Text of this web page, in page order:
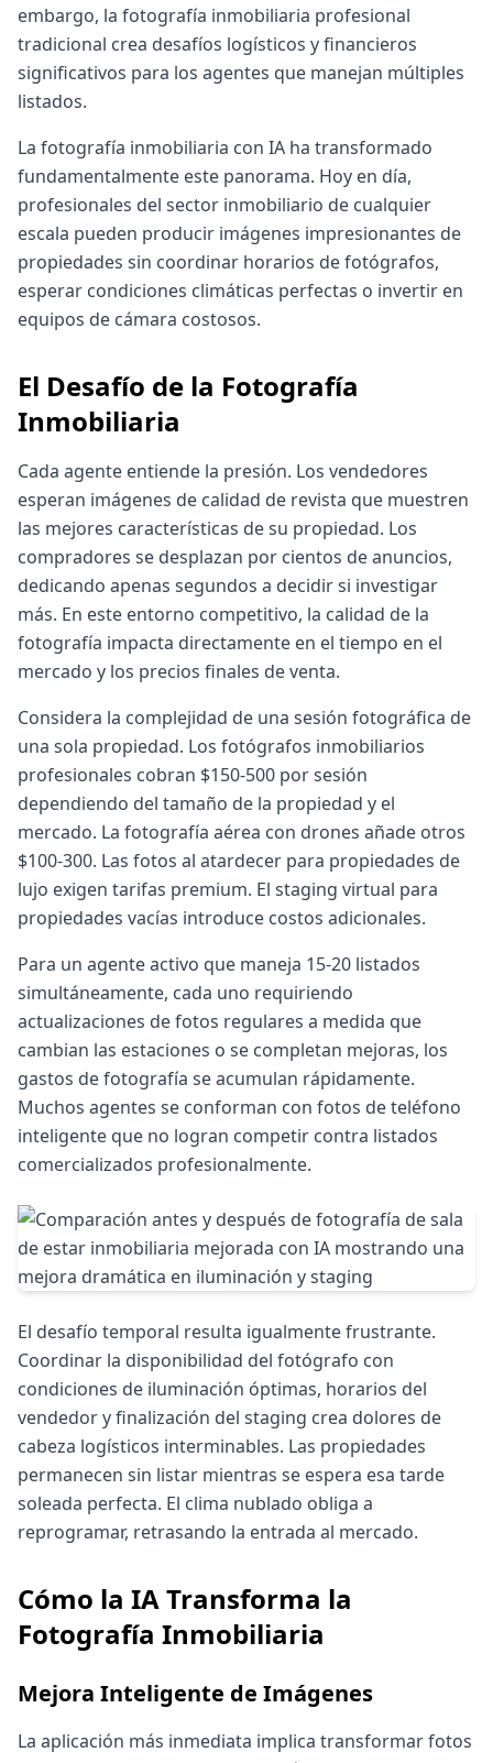
embargo, la fotografía inmobiliaria profesional
tradicional crea desafíos logísticos y financieros
significativos para los agentes que manejan múltiples
listados.
La fotografía inmobiliaria con IA ha transformado
fundamentalmente este panorama. Hoy en día,
profesionales del sector inmobiliario de cualquier
escala pueden producir imágenes impresionantes de
propiedades sin coordinar horarios de fotógrafos,
esperar condiciones climáticas perfectas o invertir en
equipos de cámara costosos.
El Desafío de la Fotografía
Inmobiliaria
Cada agente entiende la presión. Los vendedores
esperan imágenes de calidad de revista que muestren
las mejores características de su propiedad. Los
compradores se desplazan por cientos de anuncios,
dedicando apenas segundos a decidir si investigar
más. En este entorno competitivo, la calidad de la
fotografía impacta directamente en el tiempo en el
mercado y los precios finales de venta.
Considera la complejidad de una sesión fotográfica de
una sola propiedad. Los fotógrafos inmobiliarios
profesionales cobran $150-500 por sesión
dependiendo del tamaño de la propiedad y el
mercado. La fotografía aérea con drones añade otros
$100-300. Las fotos al atardecer para propiedades de
lujo exigen tarifas premium. El staging virtual para
propiedades vacías introduce costos adicionales.
Para un agente activo que maneja 15-20 listados
simultáneamente, cada uno requiriendo
actualizaciones de fotos regulares a medida que
cambian las estaciones o se completan mejoras, los
gastos de fotografía se acumulan rápidamente.
Muchos agentes se conforman con fotos de teléfono
inteligente que no logran competir contra listados
comercializados profesionalmente.
El desafío temporal resulta igualmente frustrante.
Coordinar la disponibilidad del fotógrafo con
condiciones de iluminación óptimas, horarios del
vendedor y finalización del staging crea dolores de
cabeza logísticos interminables. Las propiedades
permanecen sin listar mientras se espera esa tarde
soleada perfecta. El clima nublado obliga a
reprogramar, retrasando la entrada al mercado.
Cómo la IA Transforma la
Fotografía Inmobiliaria
Mejora Inteligente de Imágenes
La aplicación más inmediata implica transformar fotos